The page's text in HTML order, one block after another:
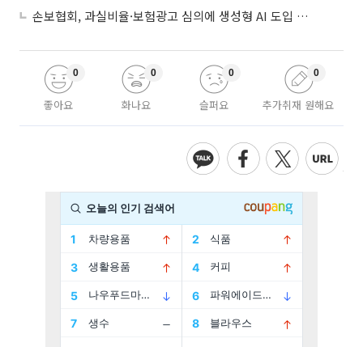
손보협회, 과실비율·보험광고 심의에 생성형 AI 도입 추진
좋아요
0
화나요
0
슬퍼요
0
추가취재 원해요
0